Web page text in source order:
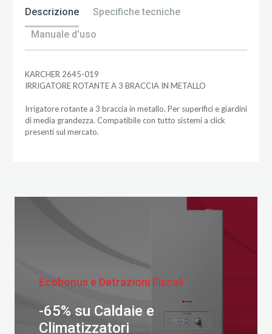
Descrizione
Specifiche tecniche
Manuale d'uso
KARCHER 2645-019
IRRIGATORE ROTANTE A 3 BRACCIA IN METALLO
Irrigatore rotante a 3 braccia in metallo. Per superifici e giardini
di media grandezza. Compatibile con tutto sistemi a click
presenti sul mercato.
Ecobonus e Detrazioni Fiscali
-65% su Caldaie e
Climatizzatori